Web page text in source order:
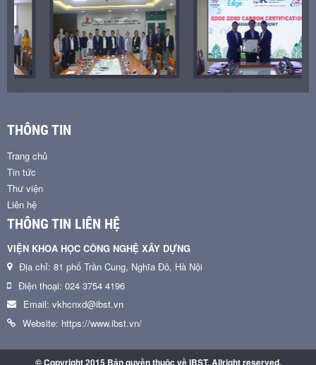
THÔNG TIN
Trang chủ
Tin tức
Thư viện
Liên hệ
THÔNG TIN LIÊN HỆ
VIỆN KHOA HỌC CÔNG NGHỆ XÂY DỰNG
Địa chỉ: 81 phố Trần Cung, Nghĩa Đô, Hà Nội
Điện thoại: 024 3754 4196
Email: vkhcnxd@ibst.vn
Website: https://www.ibst.vn/
© Copyright 2015 Bản quyền thuộc về IBST. Allright reserved.